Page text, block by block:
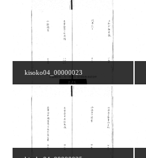
kisoko04_00000023